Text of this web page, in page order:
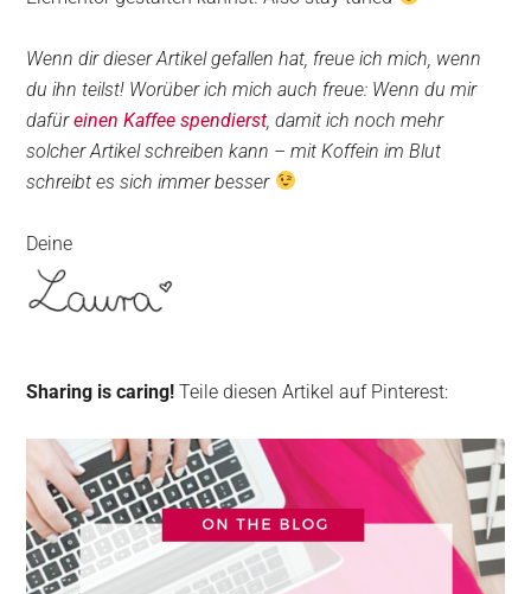
Wenn dir dieser Artikel gefallen hat, freue ich mich, wenn
du ihn teilst! Worüber ich mich auch freue: Wenn du mir
dafüreinen Kaffee spendierst , damit ich noch mehr
solcher Artikel schreiben kann – mit Koffein im Blut
schreibt es sich immer besser
Deine
Sharing is caring!Teile diesen Artikel auf Pinterest: